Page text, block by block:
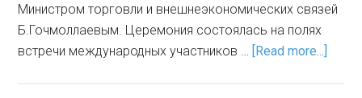
Министром торговли и внешнеэкономических связей
Б.Гочмоллаевым. Церемония состоялась на полях
встречи международных участников … [Read more...]